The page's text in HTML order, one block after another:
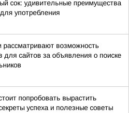
сок: удивительные преимущества
употребления
рассматривают возможность
для сайтов за объявления о поиске
попробовать вырастить
успеха и полезные советы